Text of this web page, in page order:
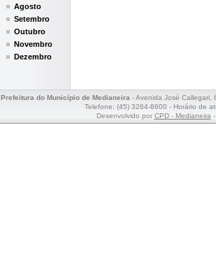
Agosto
Setembro
Outubro
Novembro
Dezembro
Prefeitura do Município de Medianeira- Avenida José Callegari,
Telefone: (45) 3264-8600 - Horário de
Desenvolvido por CPD - Medianeira-